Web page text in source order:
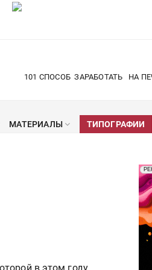
101 СПОСОБ ЗАРАБОТАТЬ НА
МАТЕРИАЛЫ ТИПОГРАФИИ